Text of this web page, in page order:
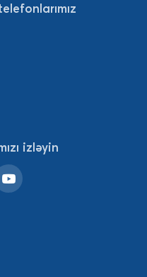
izləyin